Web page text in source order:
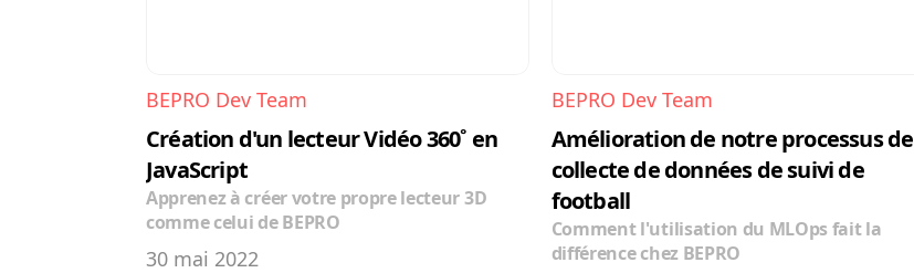
BEPRO Dev Team
Création d'un lecteur Vidéo 360˚ en
JavaScript
Apprenez à créer votre propre lecteur 3D
comme celui de BEPRO
30 mai 2022
BEPRO Dev Team
Amélioration de notre processus de
collecte de données de suivi de
football
Comment l'utilisation du MLOps fait la
différence chez BEPRO